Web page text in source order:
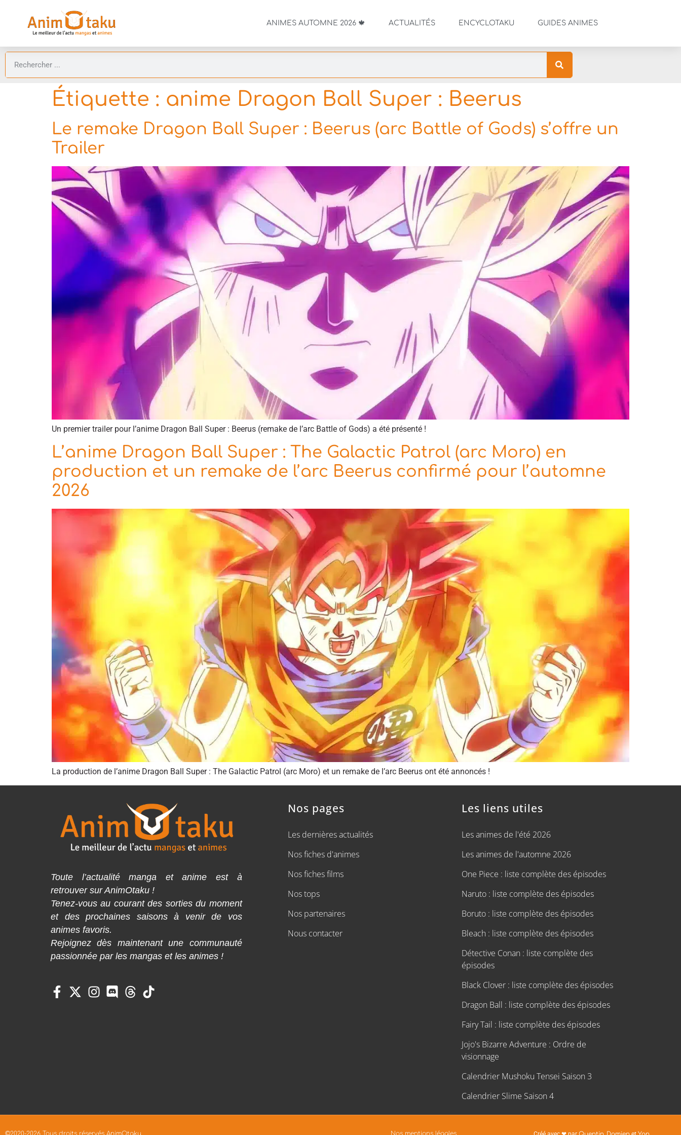
ANIMES AUTOMNE 2026 🍁 ACTUALITÉS ENCYCLOTAKU GUIDES ANIMES
Étiquette : anime Dragon Ball Super : Beerus
Le remake Dragon Ball Super : Beerus (arc Battle of Gods) s’offre un
Trailer
Un premier trailer pour l’anime Dragon Ball Super : Beerus (remake de l’arc Battle of Gods) a été présenté !
L’anime Dragon Ball Super : The Galactic Patrol (arc Moro) en
production et un remake de l’arc Beerus confirmé pour l’automne
2026
La production de l’anime Dragon Ball Super : The Galactic Patrol (arc Moro) et un remake de l’arc Beerus ont été annoncés !
Toute l’actualité manga et anime est à
retrouver sur AnimOtaku !
Tenez-vous au courant des sorties du moment
et des prochaines saisons à venir de vos
animes favoris.
Rejoignez dès maintenant une communauté
passionnée par les mangas et les animes !
Nos pages
Les dernières actualités
Nos fiches d'animes
Nos fiches films
Nos tops
Nos partenaires
Nous contacter
Les liens utiles
Les animes de l'été 2026
Les animes de l'automne 2026
One Piece : liste complète des épisodes
Naruto : liste complète des épisodes
Boruto : liste complète des épisodes
Bleach : liste complète des épisodes
Détective Conan : liste complète des
épisodes
Black Clover : liste complète des épisodes
Dragon Ball : liste complète des épisodes
Fairy Tail : liste complète des épisodes
Jojo's Bizarre Adventure : Ordre de
visionnage
Calendrier Mushoku Tensei Saison 3
Calendrier Slime Saison 4
©2020-2026 Tous droits réservés AnimOtaku. Nos mentions légales